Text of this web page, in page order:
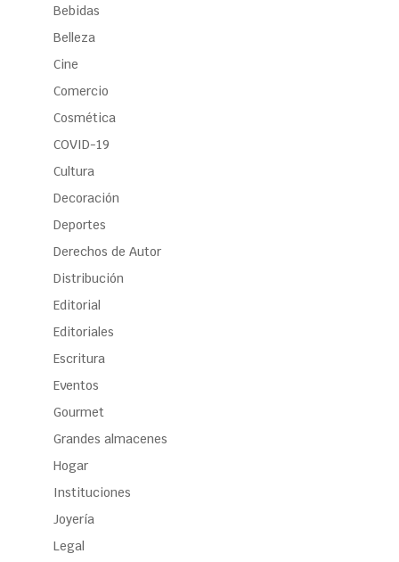
Bebidas
Belleza
Cine
Comercio
Cosmética
COVID-19
Cultura
Decoración
Deportes
Derechos de Autor
Distribución
Editorial
Editoriales
Escritura
Eventos
Gourmet
Grandes almacenes
Hogar
Instituciones
Joyería
Legal